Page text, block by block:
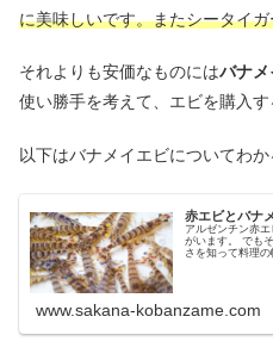
に美味しいです。またシータイ
それよりも安価なものにはバナ
使い勝手を考えて、エビを購入す
以下はバナメイエビについてわか
赤エビとバナ
アルゼンチン赤
がいます。 でも
さを知って料理の
www.sakana-kobanzame.com